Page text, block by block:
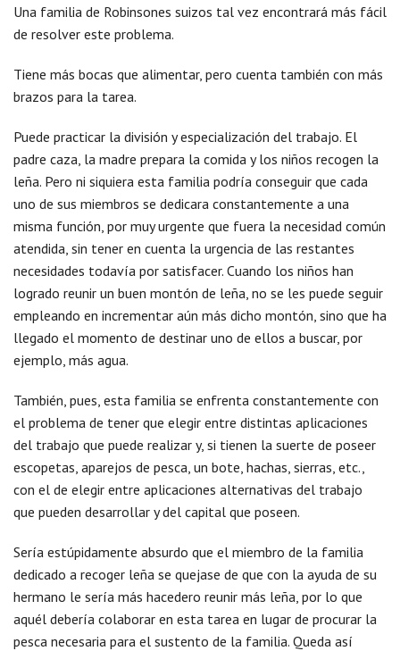
Una familia de Robinsones suizos tal vez encontrará más fácil
de resolver este problema.
Tiene más bocas que alimentar, pero cuenta también con más
brazos para la tarea.
Puede practicar la división y especialización del trabajo. El
padre caza, la madre prepara la comida y los niños recogen la
leña. Pero ni siquiera esta familia podría conseguir que cada
uno de sus miembros se dedicara constantemente a una
misma función, por muy urgente que fuera la necesidad común
atendida, sin tener en cuenta la urgencia de las restantes
necesidades todavía por satisfacer. Cuando los niños han
logrado reunir un buen montón de leña, no se les puede seguir
empleando en incrementar aún más dicho montón, sino que ha
llegado el momento de destinar uno de ellos a buscar, por
ejemplo, más agua.
También, pues, esta familia se enfrenta constantemente con
el problema de tener que elegir entre distintas aplicaciones
del trabajo que puede realizar y, si tienen la suerte de poseer
escopetas, aparejos de pesca, un bote, hachas, sierras, etc.,
con el de elegir entre aplicaciones alternativas del trabajo
que pueden desarrollar y del capital que poseen.
Sería estúpidamente absurdo que el miembro de la familia
dedicado a recoger leña se quejase de que con la ayuda de su
hermano le sería más hacedero reunir más leña, por lo que
aquél debería colaborar en esta tarea en lugar de procurar la
pesca necesaria para el sustento de la familia. Queda así